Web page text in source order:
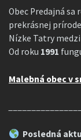
Obec Predajná
prekrásnej
Nízke Tatry
Od roku 1991
Malebná obec v
Posledná